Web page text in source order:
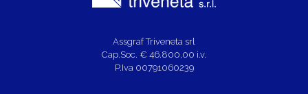
Assgraf Triveneta srl
Cap.Soc. € 46.800,00 i.v.
P.Iva 00791060239